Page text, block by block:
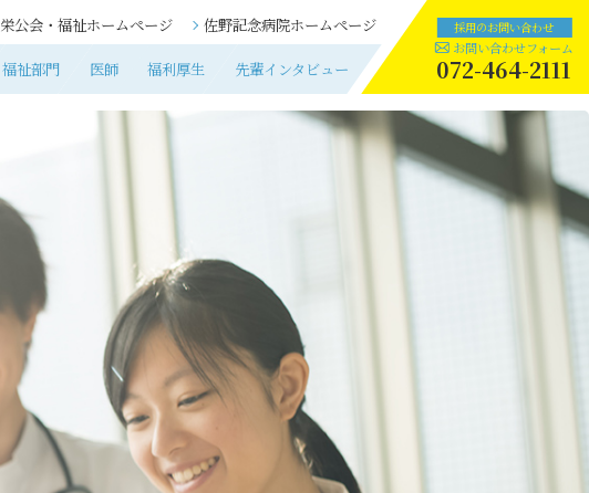
福祉部門 医師 福利厚生 先輩インタビュー
佐野記念病院ホームページ
栄公会・福祉ホームページ